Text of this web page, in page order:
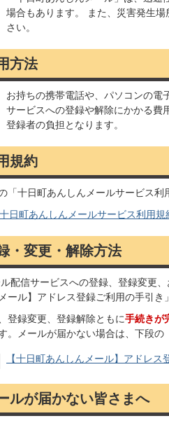
場合もあります。 また、災害発生
さい。
方法
お持ちの携帯電話や、パソコンの電
サービスへの登録や解除にかかる費
登録者の負担となります。
規約
「十日町あんしんメールサービス利
十日町あんしんメールサービス利用規
・変更・解除方法
ル配信サービスへの登録、登録変更
ール】アドレス登録ご利用の手引き
登録変更、登録解除ともに手続きが
。メールが届かない場合は、下段の
【十日町あんしんメール】アドレ
ルが届かない皆さまへ